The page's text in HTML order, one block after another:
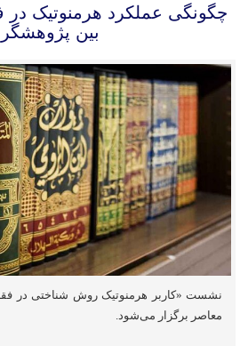
چگونگی عملکرد هرمنوتیک
بین
نشست «کاربر هرمنوتیک روش شناختی در
معاصر برگزار می‌شود.